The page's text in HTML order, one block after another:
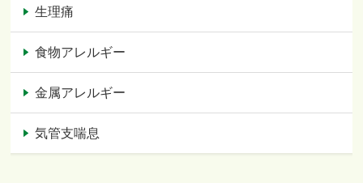
生理痛
食物アレルギー
金属アレルギー
気管支喘息